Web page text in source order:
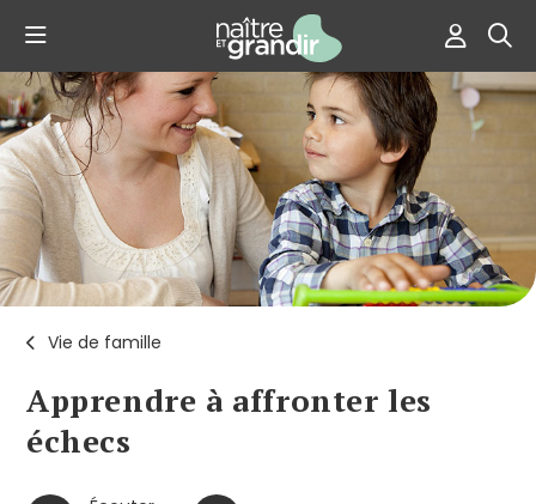
Vie de famille
Apprendre à affronter les
échecs